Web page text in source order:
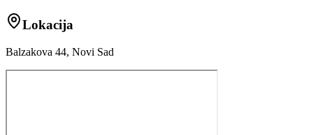
Lokacija
Balzakova 44, Novi Sad